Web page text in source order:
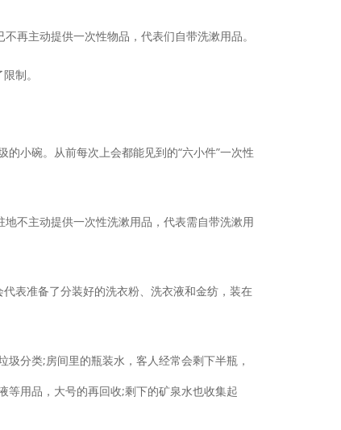
再主动提供一次性物品，代表们自带洗漱用品。
制。
小碗。从前每次上会都能见到的“六小件”一次性
不主动提供一次性洗漱用品，代表需自带洗漱用
表准备了分装好的洗衣粉、洗衣液和金纺，装在
分类;房间里的瓶装水，客人经常会剩下半瓶，
等用品，大号的再回收;剩下的矿泉水也收集起